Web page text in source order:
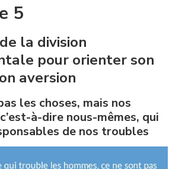
5
la division
pour orienter son
aversion
les choses, mais nos
à-dire nous-mêmes, qui
de nos troubles